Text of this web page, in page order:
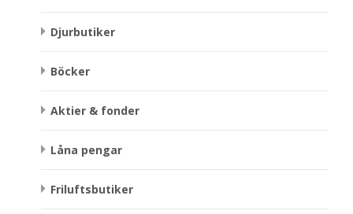
Djurbutiker
Böcker
Aktier & fonder
Låna pengar
Friluftsbutiker